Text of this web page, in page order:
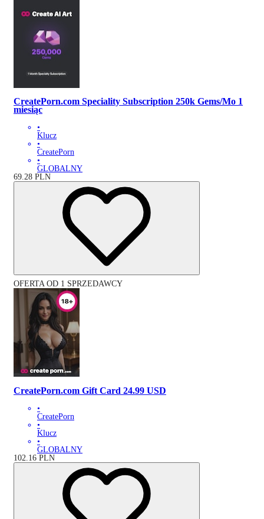
CreatePorn.com Speciality Subscription 250k Gems/Mo 1
miesiąc
•
Klucz
•
CreatePorn
•
GLOBALNY
69.28 PLN
OFERTA OD 1 SPRZEDAWCY
CreatePorn.com Gift Card 24.99 USD
•
CreatePorn
•
Klucz
•
GLOBALNY
102.16 PLN